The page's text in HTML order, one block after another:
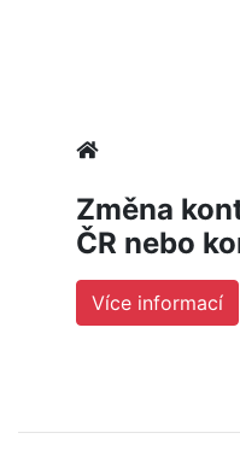
Změna
ČR nebo
Více informací